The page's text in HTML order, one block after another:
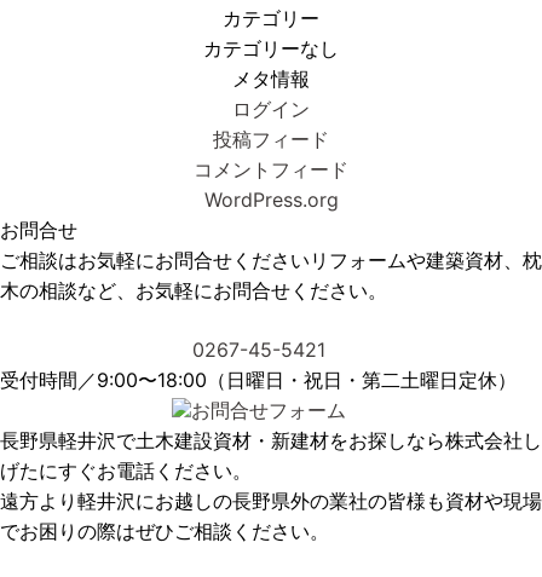
カテゴリー
カテゴリーなし
メタ情報
ログイン
投稿フィード
コメントフィード
WordPress.org
お問合せ
ご相談はお気軽にお問合せください リフォームや建築資材、枕
木の相談など、お気軽にお問合せください。
0267-45-5421
受付時間／9:00〜18:00（日曜日・祝日・第二土曜日定休）
お問合せフォーム
長野県軽井沢で土木建設資材・新建材をお探しなら株式会社し
げたにすぐお電話ください。
遠方より軽井沢にお越しの長野県外の業社の皆様も資材や現場
でお困りの際はぜひご相談ください。